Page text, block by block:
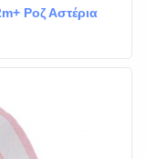
Ροζ Αστέρια